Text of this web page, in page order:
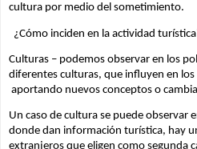
cultura por medio del sometimiento.
¿Cómo inciden en la actividad
Culturas – podemos observar en los
diferentes culturas, que influyen en
aportando nuevos conceptos o
Un caso de cultura se puede observar
donde dan información turística, hay
extranjeros que eligen como segunda